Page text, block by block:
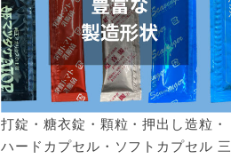
打錠・糖衣錠・顆粒・押出し造粒・
ハードカプセル・ソフトカプセル 三